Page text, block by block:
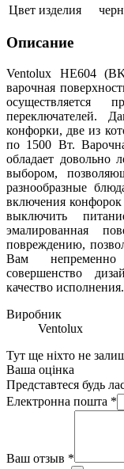
Цвет изделия
Описание
Ventolux HE604
варочная
переключателей.
конфорки, две из
по 1500 Вт.
обладает довольно
выбором,
разнообразные
включения
выключить
эмалированная
повреждению,
Вам
совершенство
качество исполнения.
Виробник
Ventolux
Тут ще ніхто не
Ваша оцінка
Представтеся будь
Електронна пошта *
Ваш отзыв *